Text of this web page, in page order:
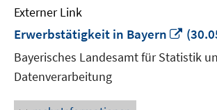
Externer Link
Erwerbstätigkeit in Bayern
In
neuem
Bayerisches Landesamt für Statistik
Datenverarbeitung